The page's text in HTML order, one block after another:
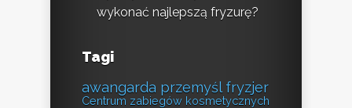
wykonać najlepszą fryzurę?
Tagi
awangarda przemyśl fryzjer
Centrum zabiegów kosmetycznych